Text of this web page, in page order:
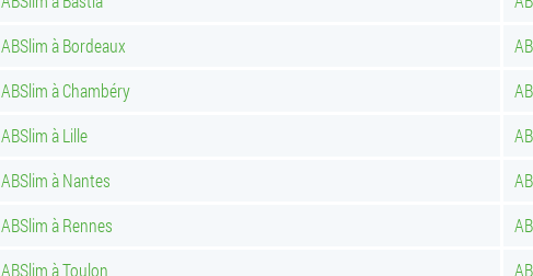
ABSlim à Bordeaux
ABSlim à Chambéry
ABSlim à Lille
ABSlim à Nantes
ABSlim à Rennes
ABSlim à Toulon